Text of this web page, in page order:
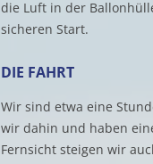
die Luft in der
sicheren Start.
DIE FAHRT
Wir sind etwa eine
wir dahin und haben
Fernsicht steigen wir